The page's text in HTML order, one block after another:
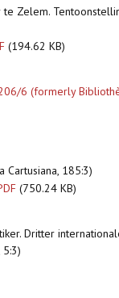
te Zelem.
(194.62 KB)
6 (formerly
Cartusiana, 185:3)
(750.24 KB)
Dritter